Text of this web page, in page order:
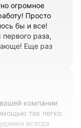
огромное
Просто
бы и все!
раза,
Еще раз
компании
так легко
всегда